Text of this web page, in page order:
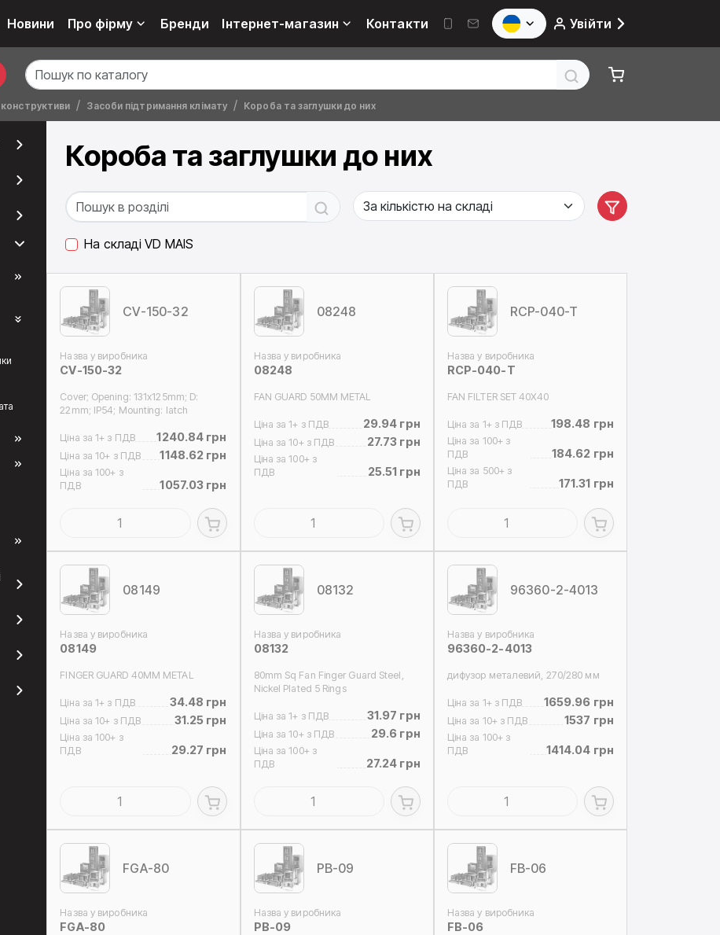
Новини Про фірму Бренди Інтернет-магазин Контакти Увійти
Засоби підтримання клімату Короба та заглушки до них
Короба та заглушки до них
На складі VD MAIS
CV-150-32
Назва у виробника
CV-150-32
Cover; Opening: 131x125mm; D:
22mm; IP54; Mounting: latch
Ціна за 1+ з ПДВ 1240.84 грн
Ціна за 10+ з ПДВ 1148.62 грн
Ціна за 100+ з
ПДВ
1057.03 грн
08248
Назва у виробника
08248
FAN GUARD 50MM METAL
Ціна за 1+ з ПДВ 29.94 грн
Ціна за 10+ з ПДВ 27.73 грн
Ціна за 100+ з
ПДВ
25.51 грн
RCP-040-T
Назва у виробника
RCP-040-T
FAN FILTER SET 40X40
Ціна за 1+ з ПДВ 198.48 грн
Ціна за 100+ з
ПДВ
184.62 грн
Ціна за 500+ з
ПДВ
171.31 грн
08149
Назва у виробника
08149
FINGER GUARD 40MM METAL
Ціна за 1+ з ПДВ 34.48 грн
Ціна за 10+ з ПДВ 31.25 грн
Ціна за 100+ з
ПДВ
29.27 грн
08132
Назва у виробника
08132
80mm Sq Fan Finger Guard Steel,
Nickel Plated 5 Rings
Ціна за 1+ з ПДВ 31.97 грн
Ціна за 10+ з ПДВ 29.6 грн
Ціна за 100+ з
ПДВ
27.24 грн
96360-2-4013
Назва у виробника
96360-2-4013
дифузор металевий, 270/280 мм
Ціна за 1+ з ПДВ 1659.96 грн
Ціна за 10+ з ПДВ 1537 грн
Ціна за 100+ з
ПДВ
1414.04 грн
FGA-80
Назва у виробника
FGA-80
PB-09
Назва у виробника
PB-09
FB-06
Назва у виробника
FB-06